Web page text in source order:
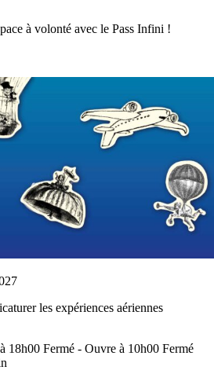
à volonté avec le Pass Infini !
les expériences aériennes
18h00 Fermé - Ouvre à 10h00 Fermé